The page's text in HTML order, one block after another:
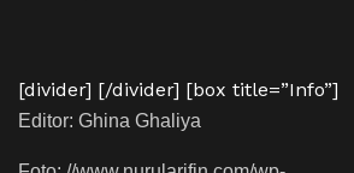
[divider] [/divider] [box title=”Info”]
Editor: Ghina Ghaliya